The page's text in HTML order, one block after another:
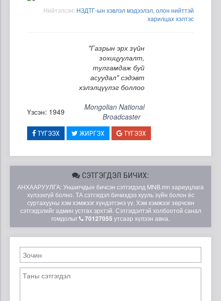
Нийтэлсэн: НЗДТГ-ын хэвлэл мэдээлэл, олон нийттэй
харилцах хэлтэс
"Газрын эрх зүйн
зохицуулалт,
тулгамдаж буй
асуудал" сэдэвт
хэлэлцүүлэг боллоо
Үзсэн: 1949
Mongolian National
Broadcaster
ТҮГЭЭХ ЖИРГЭХ ТҮГЭЭХ
СЭТГЭГДЭЛ БИЧИХ:
АНХААРУУЛГА: Уншигчдын бичсэн сэтгэгдэлд MNB.mn хариуцлага
хүлээхгүй болно. ТА сэтгэгдэл бичихдээ хууль зүйн болон ёс
суртахууны хэм хэмжээг хүндэтгэнэ үү. Хэм хэмжээг зөрчсөн
сэтгэгдэлийг админ устгах эрхтэй. Сэтгэгдэлтэй холбоотой санал
гомдолыг
70127055 утсаар хүлээн авна.